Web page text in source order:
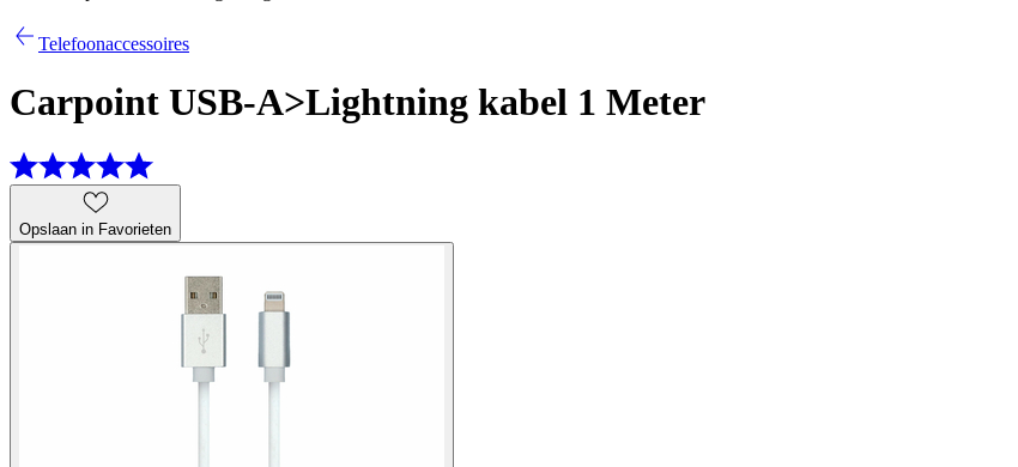
Telefoonaccessoires
Carpoint USB-A>Lightning kabel 1 Meter
Opslaan in Favorieten